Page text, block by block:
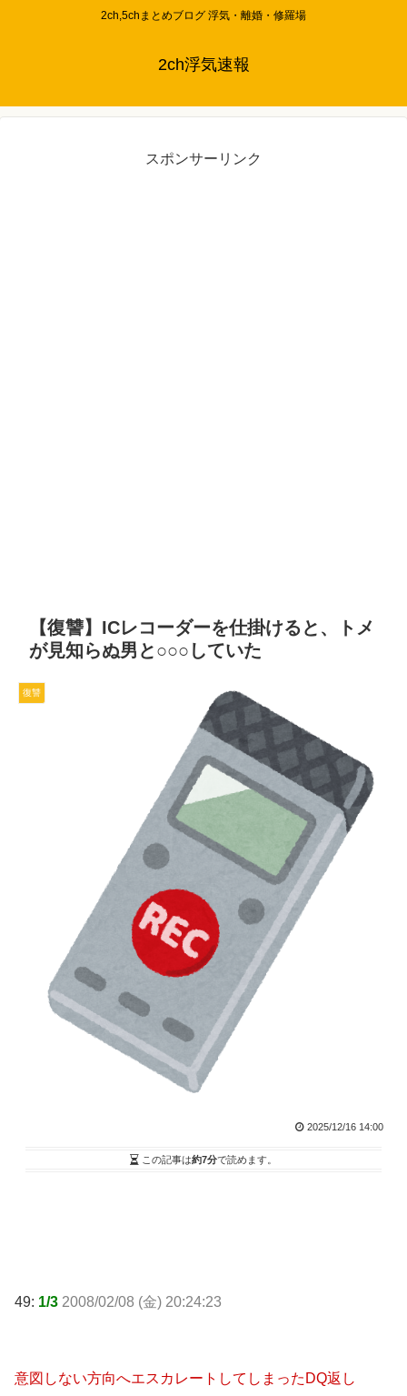
2ch,5chまとめブログ 浮気・離婚・修羅場
2ch浮気速報
スポンサーリンク
【復讐】ICレコーダーを仕掛けると、トメ
が見知らぬ男と○○○していた
復讐
2025/12/16 14:00
この記事は約7分で読めます。
49: 1/3 2008/02/08 (金) 20:24:23
意図しない方向へエスカレートしてしまったDQ返し